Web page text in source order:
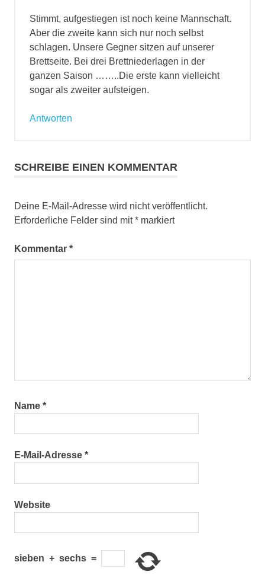
Stimmt, aufgestiegen ist noch keine Mannschaft.
Aber die zweite kann sich nur noch selbst
schlagen. Unsere Gegner sitzen auf unserer
Brettseite. Bei drei Brettniederlagen in der
ganzen Saison ……..Die erste kann vielleicht
sogar als zweiter aufsteigen.
Antworten
SCHREIBE EINEN KOMMENTAR
Deine E-Mail-Adresse wird nicht veröffentlicht.
Erforderliche Felder sind mit* markiert
Kommentar *
Name *
E-Mail-Adresse *
Website
sieben + sechs =